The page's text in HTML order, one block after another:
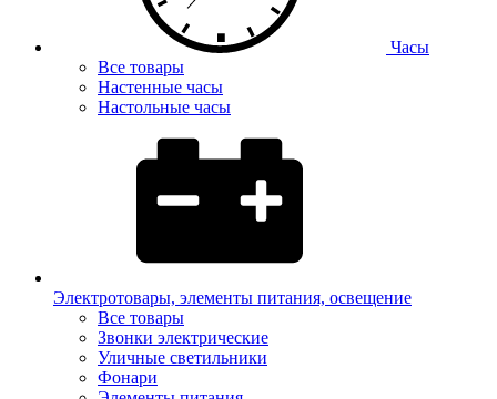
Часы
Все товары
Настенные часы
Настольные часы
Электротовары, элементы питания, освещение
Все товары
Звонки электрические
Уличные светильники
Фонари